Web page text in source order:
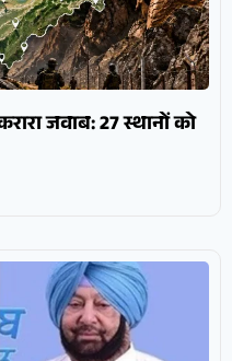
जवाब: 27 स्थानों को